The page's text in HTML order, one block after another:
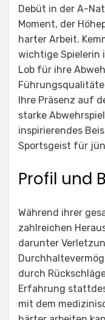
Debüt in der A-
Moment, der
harter Arbeit.
wichtige Spielerin
Lob für ihre
Ihre Präsenz auf
starke
inspirierendes
Sportsgeist für
Profil und
Während ihrer
zahlreichen
darunter
durch
Erfahrung
mit dem